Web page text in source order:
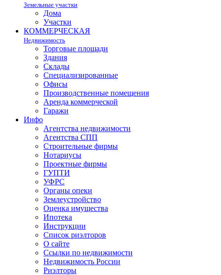
Земельные участки
Дома
Участки
КОММЕРЧЕСКАЯ
Недвижимость
Торговые площади
Здания
Склады
Специализированные
Офисы
Производственные помещения
Аренда коммерческой
Гаражи
Инфо
Агентства недвижимости
Агентства СПП
Строительные фирмы
Нотариусы
Проектные фирмы
ГУПТИ
УФРС
Органы опеки
Землеустройство
Оценка имущества
Ипотека
Инструкции
Список риэлторов
О сайте
Ссылки по недвижимости
Недвижимость России
Риэлторы